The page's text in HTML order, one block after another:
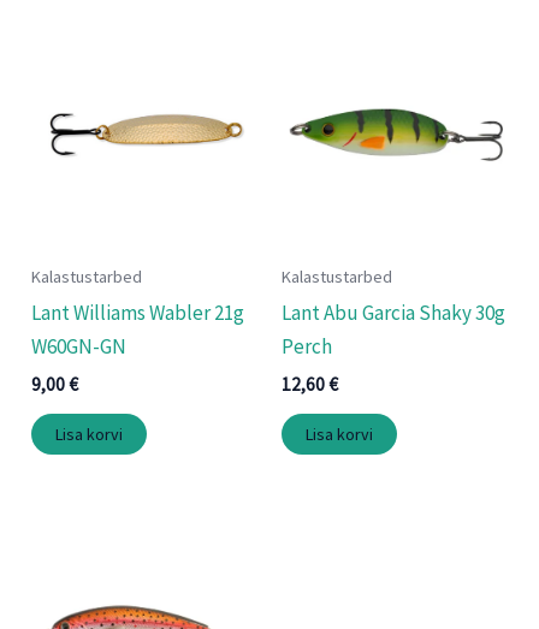
Kalastustarbed
Lant Williams Wabler 21g
W60GN-GN
9,00€
Lisa korvi
Kalastustarbed
Lant Abu Garcia Shaky 30g
Perch
12,60€
Lisa korvi